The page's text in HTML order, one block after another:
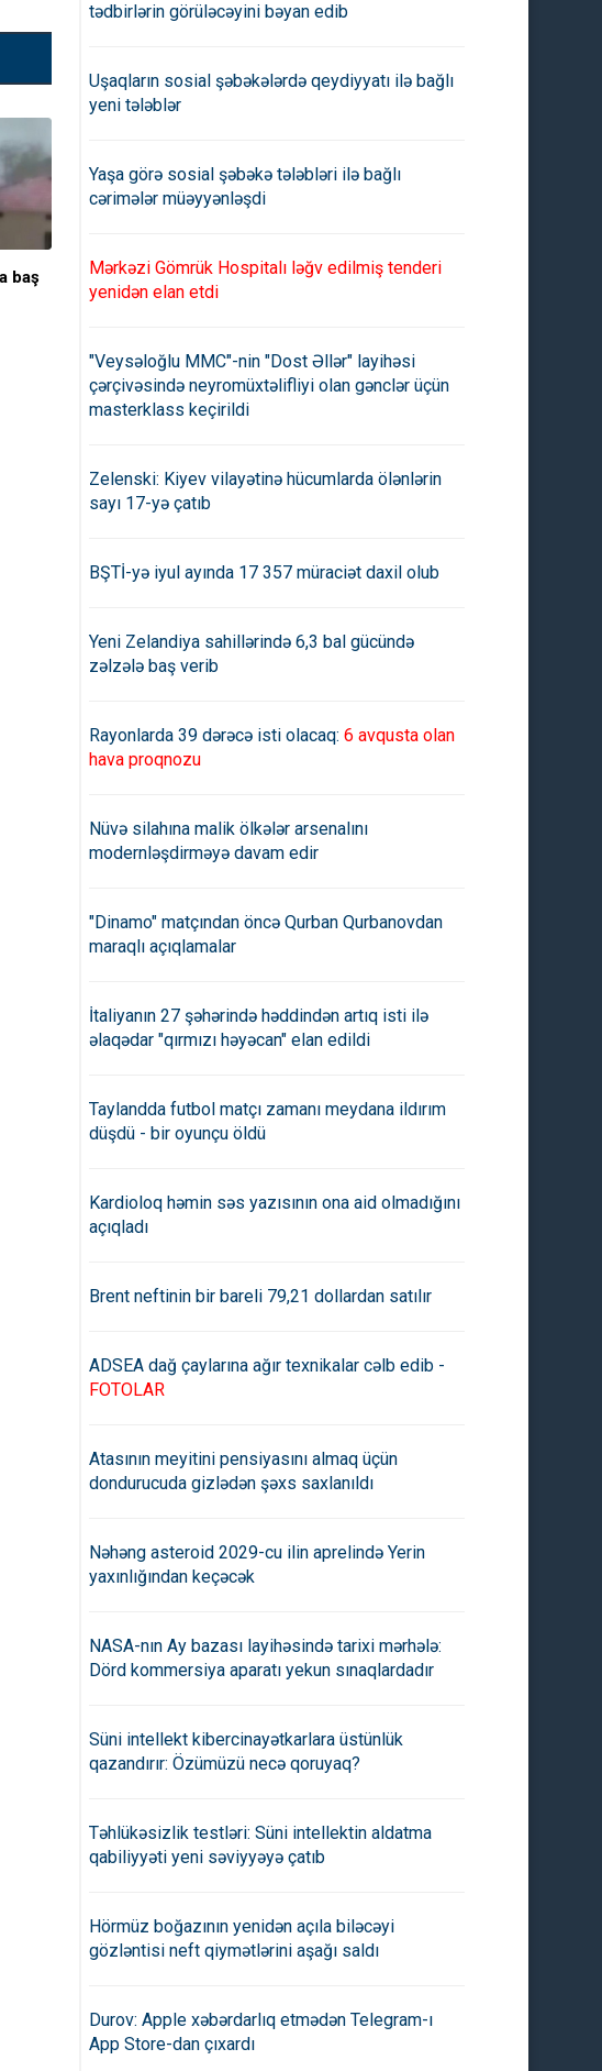
baş
Vyetnamın paytaxtında yaşayış
binası yandı:
Lionda bir binada baş verən
tədbirlərin görüləcəyini bəyan edib
Uşaqların sosial şəbəkələrdə qeydiyyatı ilə bağlı
yeni tələblər
Yaşa görə sosial şəbəkə tələbləri ilə bağlı
cərimələr müəyyənləşdi
Mərkəzi Gömrük Hospitalı ləğv edilmiş tenderi
yenidən elan etdi
"Veysəloğlu MMC"-nin "Dost Əllər" layihəsi
çərçivəsində neyromüxtəlifliyi olan gənclər üçün
masterklass keçirildi
Zelenski: Kiyev vilayətinə hücumlarda ölənlərin
sayı 17-yə çatıb
BŞTİ-yə iyul ayında 17 357 müraciət daxil olub
Yeni Zelandiya sahillərində 6,3 bal gücündə
zəlzələ baş verib
Rayonlarda 39 dərəcə isti olacaq: 6 avqusta olan
hava proqnozu
Nüvə silahına malik ölkələr arsenalını
modernləşdirməyə davam edir
"Dinamo" matçından öncə Qurban Qurbanovdan
maraqlı açıqlamalar
İtaliyanın 27 şəhərində həddindən artıq isti ilə
əlaqədar "qırmızı həyəcan" elan edildi
Taylandda futbol matçı zamanı meydana ildırım
düşdü - bir oyunçu öldü
Kardioloq həmin səs yazısının ona aid olmadığını
açıqladı
Brent neftinin bir bareli 79,21 dollardan satılır
ADSEA dağ çaylarına ağır texnikalar cəlb edib -
FOTOLAR
Atasının meyitini pensiyasını almaq üçün
dondurucuda gizlədən şəxs saxlanıldı
Nəhəng asteroid 2029-cu ilin aprelində Yerin
yaxınlığından keçəcək
NASA-nın Ay bazası layihəsində tarixi mərhələ:
Dörd kommersiya aparatı yekun sınaqlardadır
Süni intellekt kibercinayətkarlara üstünlük
qazandırır: Özümüzü necə qoruyaq?
Təhlükəsizlik testləri: Süni intellektin aldatma
qabiliyyəti yeni səviyyəyə çatıb
Hörmüz boğazının yenidən açıla biləcəyi
gözləntisi neft qiymətlərini aşağı saldı
Durov: Apple xəbərdarlıq etmədən Telegram-ı
App Store-dan çıxardı